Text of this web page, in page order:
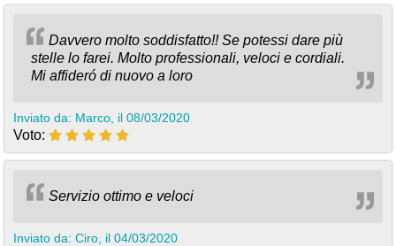
Davvero molto soddisfatto!! Se potessi dare più
stelle lo farei. Molto professionali, veloci e cordiali.
Mi affideró di nuovo a loro
Inviato da: Marco, il 08/03/2020
Voto:
Servizio ottimo e veloci
Inviato da: Ciro, il 04/03/2020